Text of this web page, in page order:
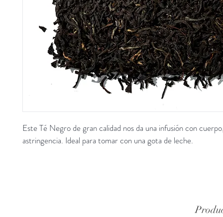
Este Té Negro de gran calidad nos da una infusión con
astringencia. Ideal para tomar con una gota de leche.